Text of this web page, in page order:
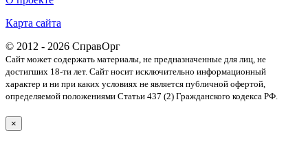
Карта сайта
© 2012 - 2026 СправОрг
Сайт может содержать материалы, не предназначенные для лиц, не
достигших 18-ти лет. Cайт носит исключительно информационный
характер и ни при каких условиях не является публичной офертой,
определяемой положениями Статьи 437 (2) Гражданского кодекса РФ.
×